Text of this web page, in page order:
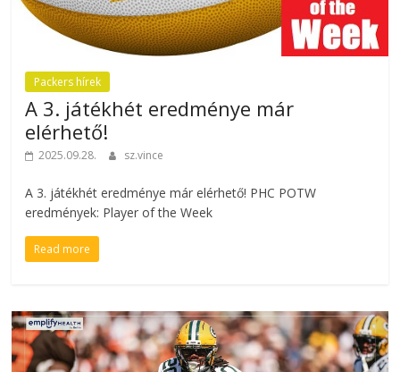
Packers hírek
A 3. játékhét eredménye már
elérhető!
2025.09.28. sz.vince
A 3. játékhét eredménye már elérhető! PHC POTW
eredmények: Player of the Week
Read more